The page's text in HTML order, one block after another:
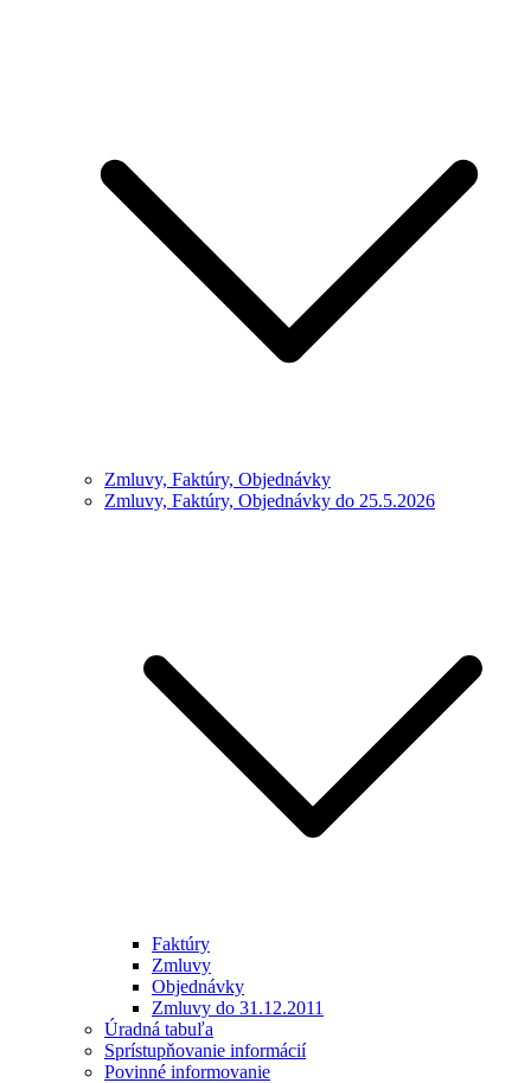
Zmluvy, Faktúry, Objednávky
Zmluvy, Faktúry, Objednávky do 25.5.2026
Faktúry
Zmluvy
Objednávky
Zmluvy do 31.12.2011
Úradná tabuľa
Sprístupňovanie informácií
Povinné informovanie